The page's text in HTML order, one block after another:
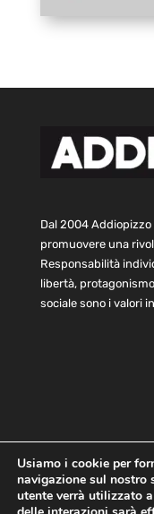
Dal 2004 Addiopizzo
promuovere una
Responsabilità
libertà,
sociale sono i valori
Home
Privacy
Usiamo i cookie per
navigazione sul nostro
utente verrà utilizzato